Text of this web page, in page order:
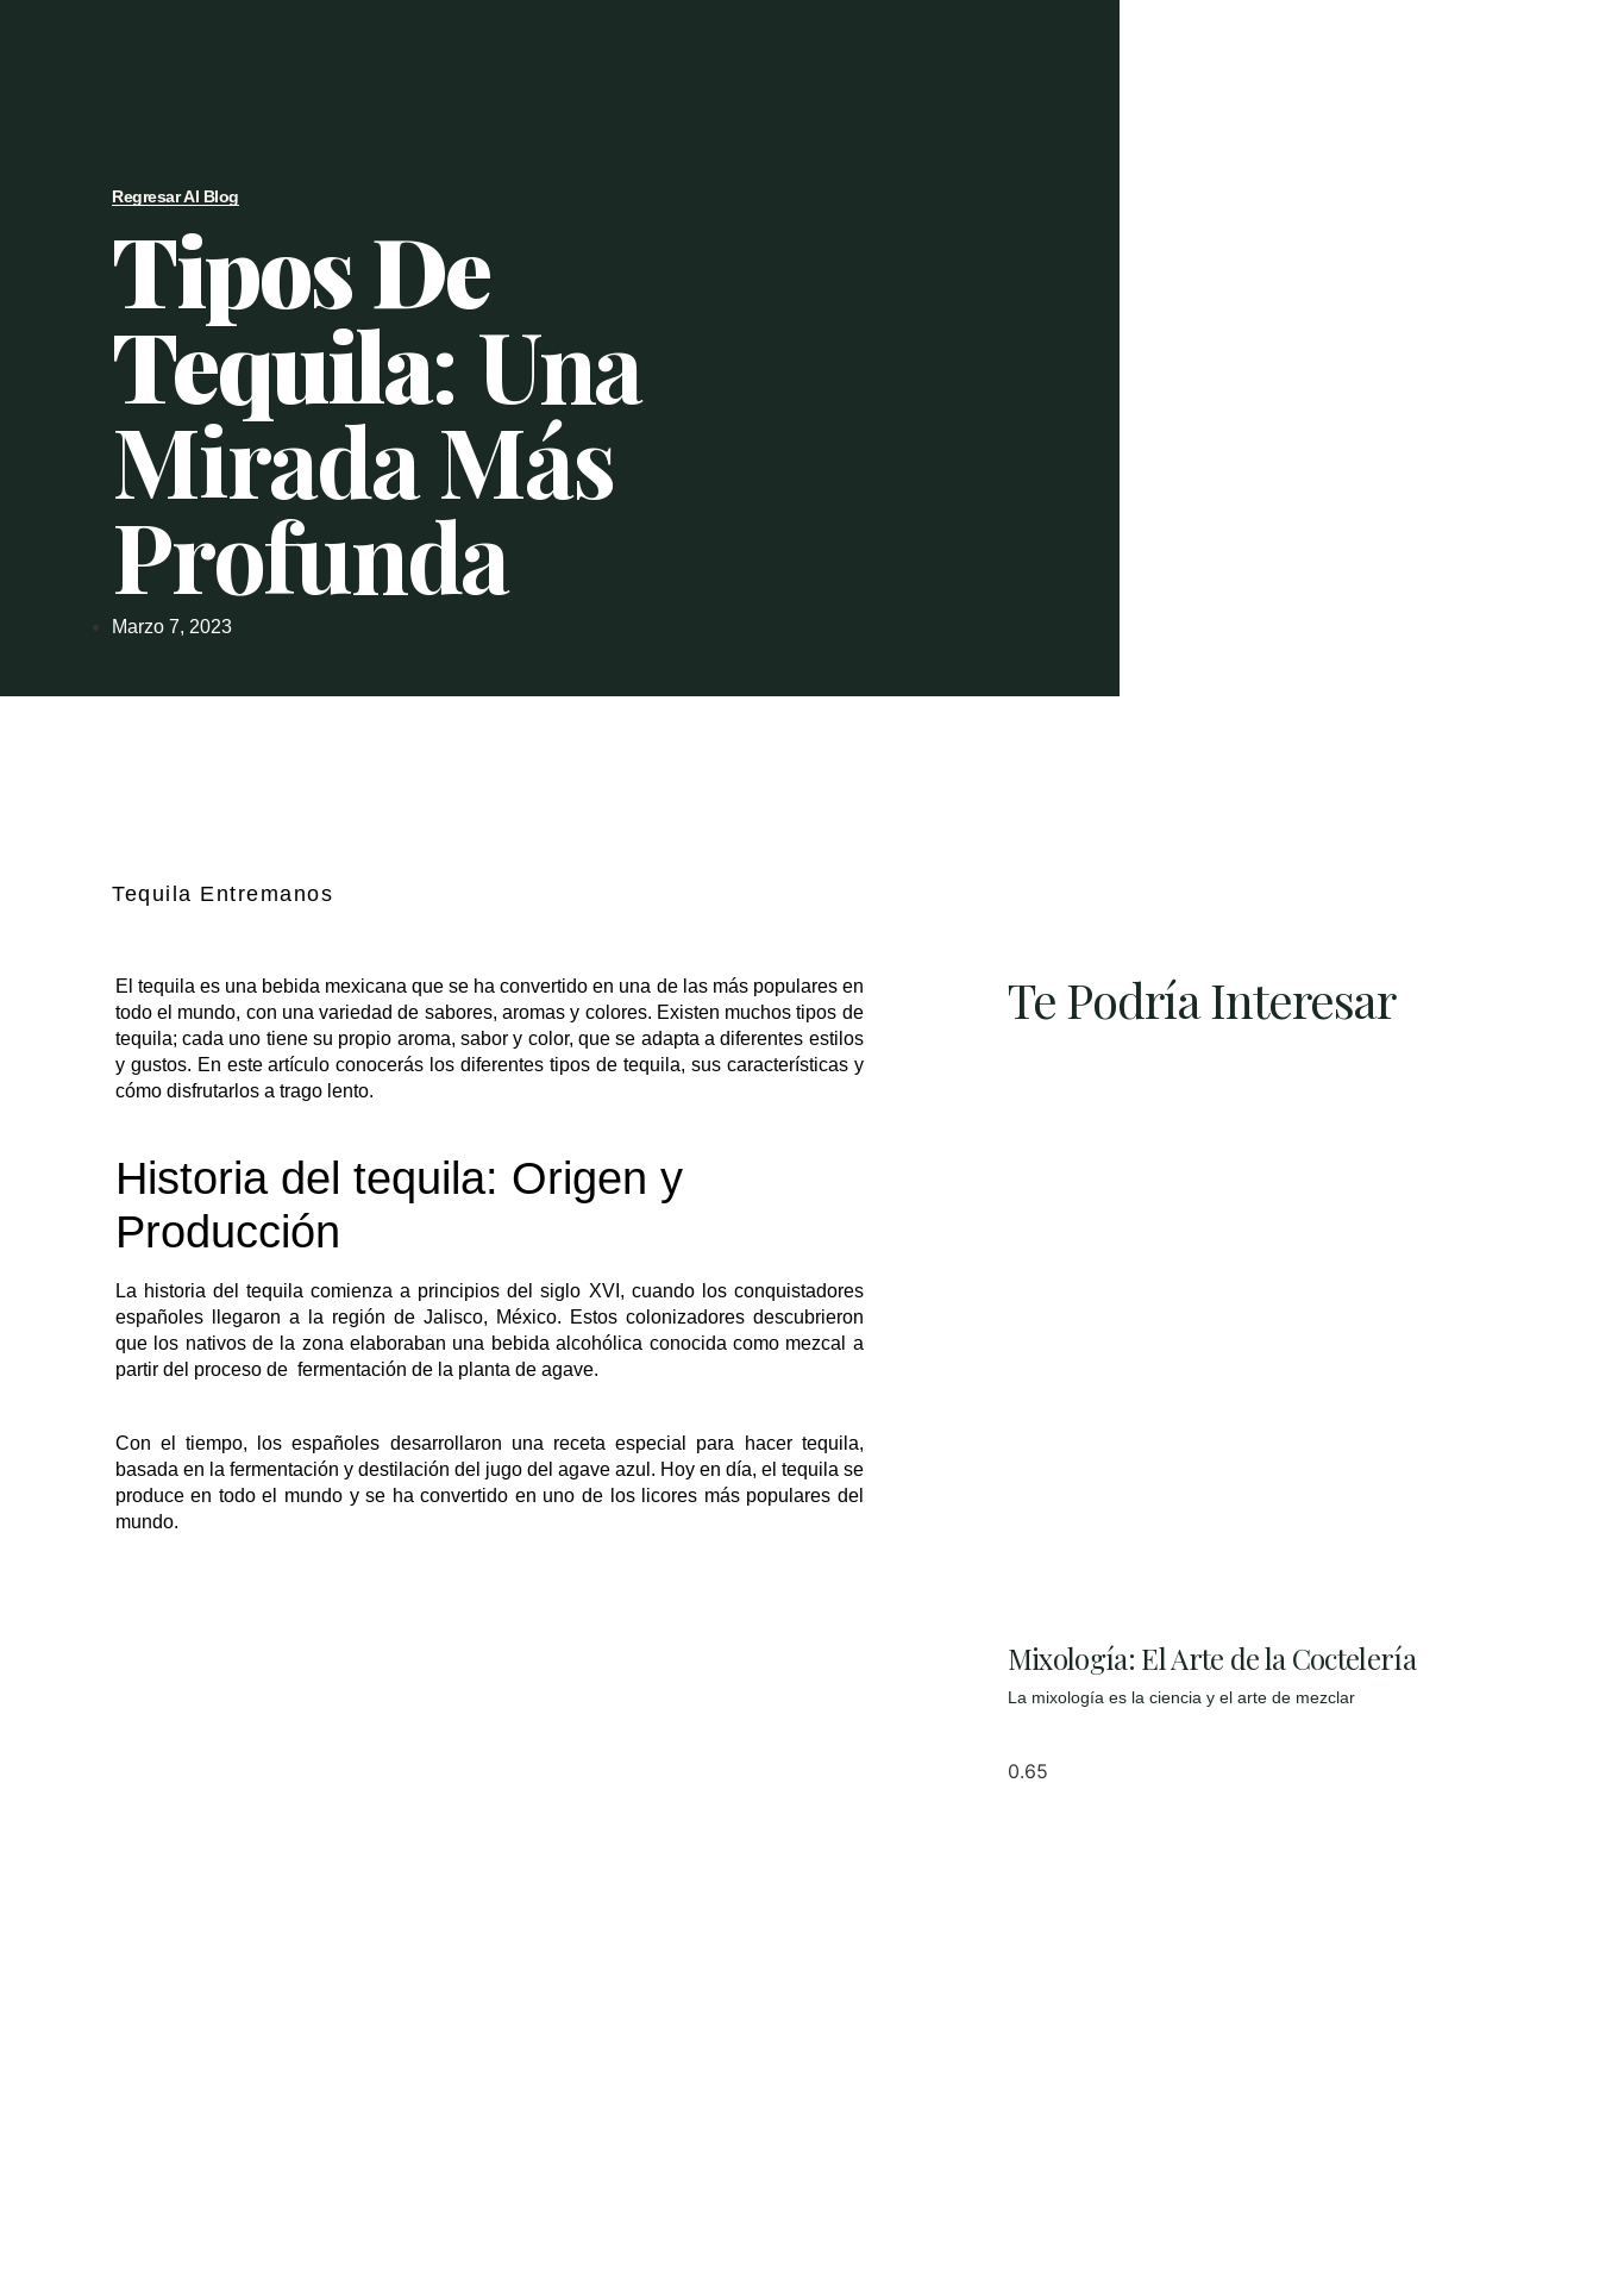
Regresar Al Blog
Tipos De
Tequila: Una
Mirada Más
Profunda
Marzo 7, 2023
Tequila Entremanos
El tequila es una bebida mexicana que se ha convertido en una de las más populares en
todo el mundo, con una variedad de sabores, aromas y colores. Existen muchos tipos de
tequila; cada uno tiene su propio aroma, sabor y color, que se adapta a diferentes estilos
y gustos. En este artículo conocerás los diferentes tipos de tequila, sus características y
cómo disfrutarlos a trago lento.
Historia del tequila: Origen y
Producción
La historia del tequila comienza a principios del siglo XVI, cuando los conquistadores
españoles llegaron a la región de Jalisco, México. Estos colonizadores descubrieron
que los nativos de la zona elaboraban una bebida alcohólica conocida como mezcal
a
partir del proceso de fermentación de la planta de agave.
Con el tiempo, los españoles desarrollaron una receta especial para hacer tequila,
basada en la fermentación y destilación del jugo del agave azul. Hoy en día, el tequila se
produce en todo el mundo y se ha convertido en uno de los licores más populares del
mundo.
Te Podría Interesar
Mixología: El Arte de la Coctelería
La mixología es la ciencia y el arte de mezclar